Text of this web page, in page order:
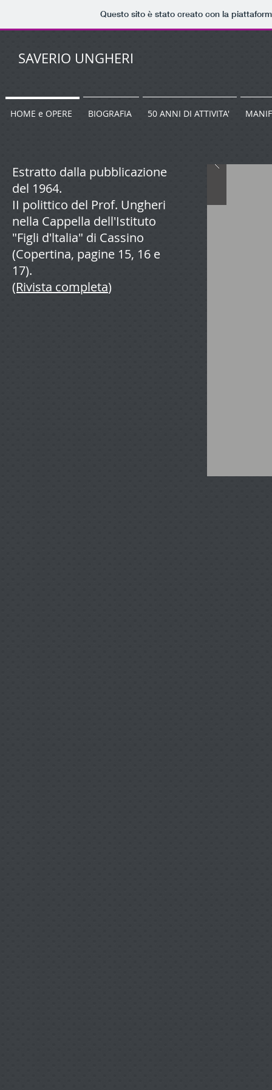
Questo sito è stato creato con la
SAVERIO UNGHERI
HOME e OPERE BIOGRAFIA 50 ANNI DI ATTIVITA'
Estratto dalla pubblicazione
del 1964.
II polittico del Prof. Ungheri
nella Cappella dell'Istituto
"Figli d'ltalia" di Cassino
(Copertina, pagine 15, 16 e
17).
(Rivista completa)